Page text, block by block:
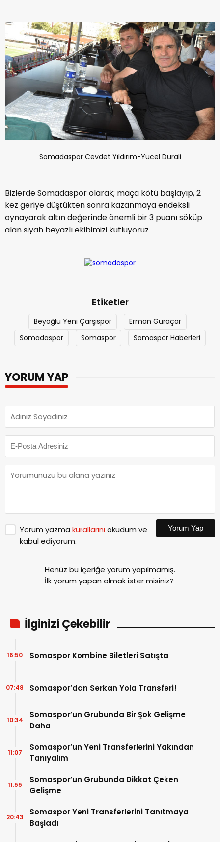
Somadaspor Cevdet Yıldırım-Yücel Durali
Bizlerde Somadaspor olarak; maça kötü başlayıp, 2
kez geriye düştükten sonra kazanmaya endeksli
oynayarak altın değerinde önemli bir 3 puanı söküp
alan siyah beyazlı ekibimizi kutluyoruz.
Etiketler
Beyoğlu Yeni Çarşıspor
Erman Güraçar
Somadaspor
Somaspor Somaspor Haberleri
YORUM YAP
Yorum yazma kurallarınıokudum ve
kabul ediyorum.
Yorum Yap
Henüz bu içeriğe yorum yapılmamış.
İlk yorum yapan olmak ister misiniz?
İlginizi Çekebilir
Somaspor Kombine Biletleri Satışta
16:50
Somaspor’dan Serkan Yola Transferi!
07:48
Somaspor’un Grubunda Bir Şok Gelişme
Daha
10:34
Somaspor’un Yeni Transferlerini Yakından
Tanıyalım
11:07
Somaspor’un Grubunda Dikkat Çeken
Gelişme
11:55
Somaspor Yeni Transferlerini Tanıtmaya
Başladı
20:43